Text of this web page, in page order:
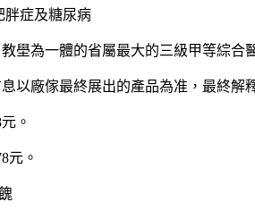
胖症及糖尿病
為一體的省屬最大的三級甲等綜合
廠傢最終展出的產品為准，最終解
。
元。